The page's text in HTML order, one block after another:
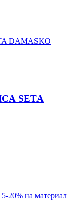
SETA
20% на материал